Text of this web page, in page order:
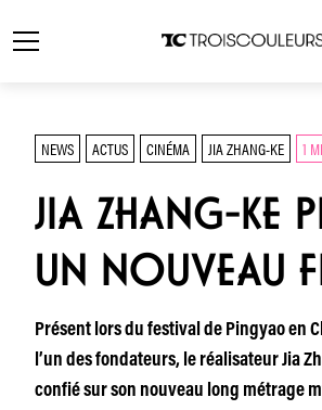
NEWS ACTUS CINÉMA JIA ZHANG-KE 1
JIA ZHANG-KE
UN NOUVEAU
Présent lors du festival de Pingyao en
l’un des fondateurs, le réalisateur Jia
confié sur son nouveau long métrage